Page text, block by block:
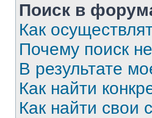
Поиск в
Как
Почему поиск
В результате
Как найти
Как найти свои